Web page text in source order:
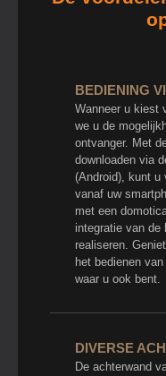
BEDIENING
Wanneer u kiest
we u de
ontvanger. Met
downloaden via
(Android), kunt u
vanaf uw
met een
integratie van de
realiseren.
het bedienen
waar u ook bent.
DIVERSE
De achterwand